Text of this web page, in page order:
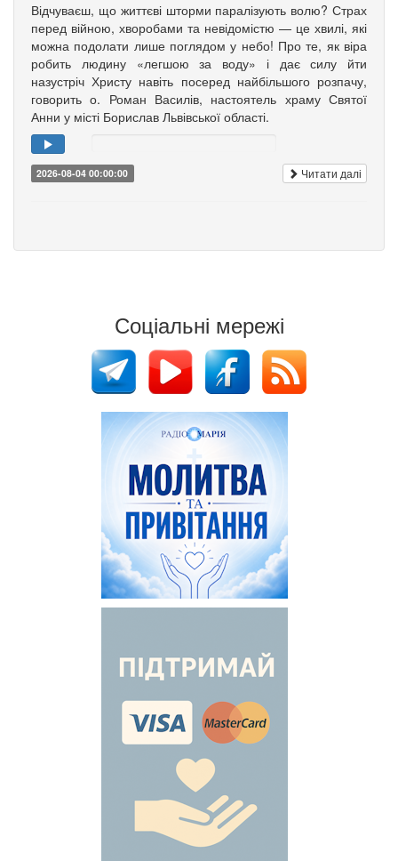
Відчуваєш, що життєві шторми паралізують волю? Страх
перед війною, хворобами та невідомістю — це хвилі, які
можна подолати лише поглядом у небо! Про те, як віра
робить людину «легшою за воду» і дає силу йти
назустріч Христу навіть посеред найбільшого розпачу,
говорить о. Роман Василів, настоятель храму Святої
Анни у місті Борислав Львівської області.
2026-08-04 00:00:00 Читати далі
Соціальні мережі